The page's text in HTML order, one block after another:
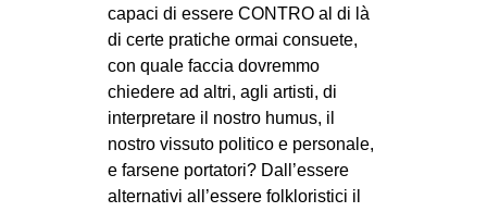
capaci di essere CONTRO al di là
di certe pratiche ormai consuete,
con quale faccia dovremmo
chiedere ad altri, agli artisti, di
interpretare il nostro humus, il
nostro vissuto politico e personale,
e farsene portatori? Dall’essere
alternativi all’essere folkloristici il